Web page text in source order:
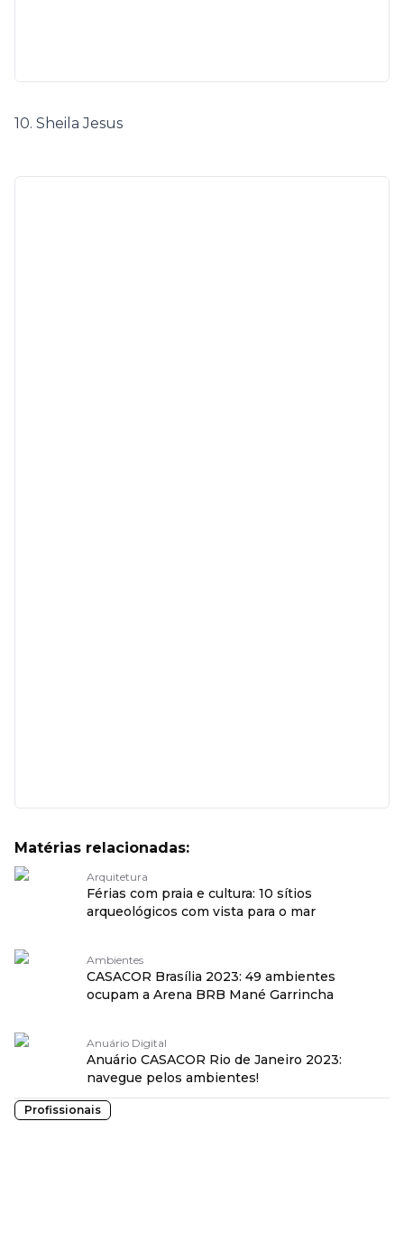
10. Sheila Jesus
Matérias relacionadas:
Arquitetura
Férias com praia e cultura: 10 sítios
arqueológicos com vista para o mar
Ambientes
CASACOR Brasília 2023: 49 ambientes
ocupam a Arena BRB Mané Garrincha
Anuário Digital
Anuário CASACOR Rio de Janeiro 2023:
navegue pelos ambientes!
Profissionais